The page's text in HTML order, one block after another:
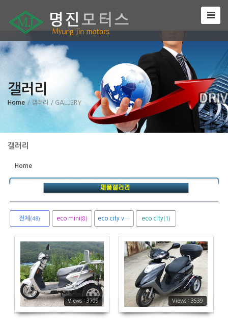
갤러리
Home / 갤러리 / GALLERY
갤러리
Home
전체 (48) eco mini (8) eco city van eco city(1)
Views : 3709
3709
Views : 3539
3539
Sketchbook5, 스케치북5
Sketchbook5, 스케치북5